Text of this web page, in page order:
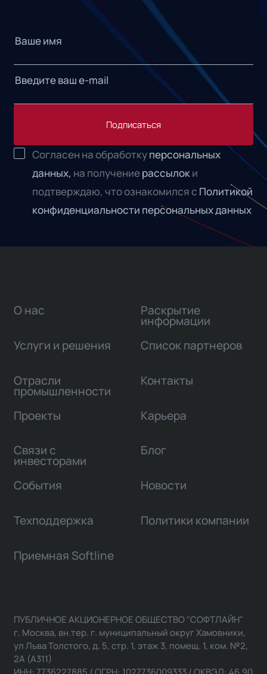
Подписаться
Согласен на обработкуперсональных
данных, на получениерассылоки
подтверждаю, что ознакомился с Политикой
конфиденциальности персональных данных
О нас
Услуги и решения
Отрасли
промышленности
Проекты
Связи с
инвесторами
Раскрытие
информации
Список партнеров
Контакты
Карьера
Блог
События Новости
Техподдержка Политики компании
Приемная Softline
ПУБЛИЧНОЕ АКЦИОНЕРНОЕ ОБЩЕСТВО "СОФТЛАЙН"
г. Москва, вн.тер. г. муниципальный округ Хамовники,
ул Льва Толстого, д. 5, стр. 1, этаж 3, помещ. 1, ком. №2,
2А (А311)